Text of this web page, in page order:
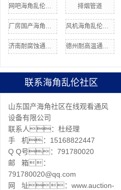
排烟管道
联系海角乱伦社区
山东国产海角社区在线观看通风
设备有限公司
联系人：杜经理
手 机：15168822447
Q Q号：791780020
邮 箱：
791780020@qq.com
网 址：www.auction-